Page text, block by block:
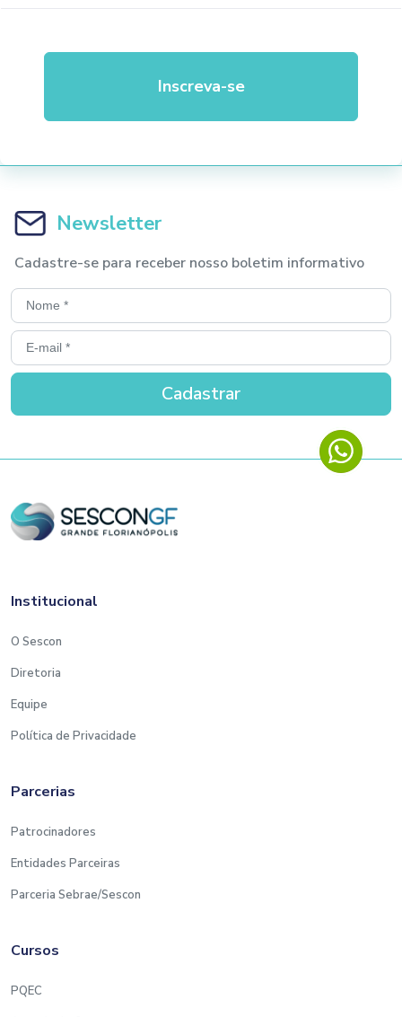
Inscreva-se
Newsletter
Cadastre-se para receber nosso boletim informativo
Institucional
O Sescon
Diretoria
Equipe
Política de Privacidade
Parcerias
Patrocinadores
Entidades Parceiras
Parceria Sebrae/Sescon
Cursos
PQEC